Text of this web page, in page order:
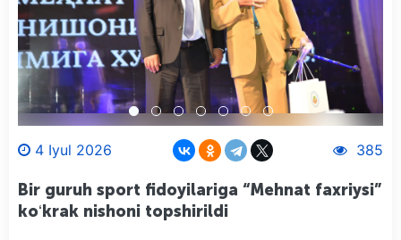
4 Iyul 2026 385
Bir guruh sport fidoyilariga “Mehnat faxriysi”
koʻkrak nishoni topshirildi